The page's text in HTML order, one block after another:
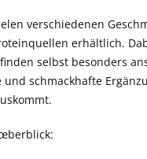
verschiedenen
erhältlich.
finden selbst besonders
schmackhafte